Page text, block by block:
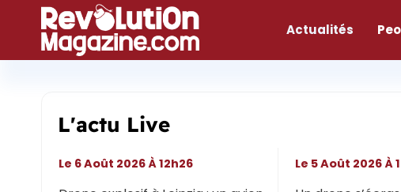
contenu
Actualités
L'actu Live
Le 6 Août 2026 À 12h26 Le 5 Août 2026 À